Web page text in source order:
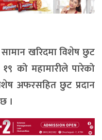
सामान खरिदमा विशेष छुट
को महामारीले पारेको
अफरसहित छुट प्रदान
।